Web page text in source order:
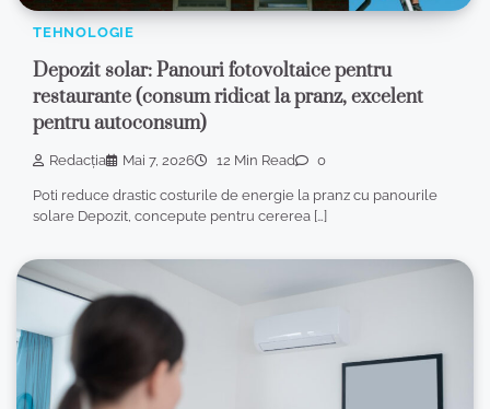
TEHNOLOGIE
Depozit solar: Panouri fotovoltaice pentru
restaurante (consum ridicat la pranz, excelent
pentru autoconsum)
Redacția Mai 7, 2026 12 Min Read 0
Poti reduce drastic costurile de energie la pranz cu panourile
solare Depozit, concepute pentru cererea […]